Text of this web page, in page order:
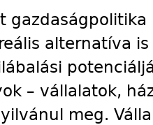
alternatíva
– vállalatok,
meg.